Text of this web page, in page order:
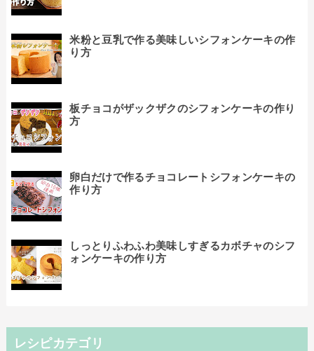
米粉と豆乳で作る美味しいシフォンケーキの作
り方
板チョコがザックザクのシフォンケーキの作り
方
卵白だけで作るチョコレートシフォンケーキの
作り方
しっとりふわふわ美味しすぎるカボチャのシフ
ォンケーキの作り方
レシピカテゴリ